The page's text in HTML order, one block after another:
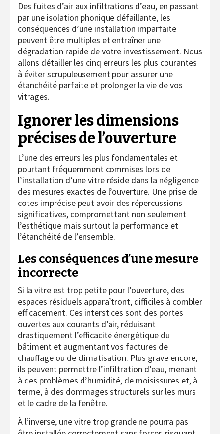
Des fuites d’air aux infiltrations d’eau, en passant
par une isolation phonique défaillante, les
conséquences d’une installation imparfaite
peuvent être multiples et entraîner une
dégradation rapide de votre investissement. Nous
allons détailler les cinq erreurs les plus courantes
à éviter scrupuleusement pour assurer une
étanchéité parfaite et prolonger la vie de vos
vitrages.
Ignorer les dimensions
précises de l’ouverture
L’une des erreurs les plus fondamentales et
pourtant fréquemment commises lors de
l’installation d’une vitre réside dans la négligence
des mesures exactes de l’ouverture. Une prise de
cotes imprécise peut avoir des répercussions
significatives, compromettant non seulement
l’esthétique mais surtout la performance et
l’étanchéité de l’ensemble.
Les conséquences d’une mesure
incorrecte
Si la vitre est trop petite pour l’ouverture, des
espaces résiduels apparaîtront, difficiles à combler
efficacement. Ces interstices sont des portes
ouvertes aux courants d’air, réduisant
drastiquement l’efficacité énergétique du
bâtiment et augmentant vos factures de
chauffage ou de climatisation. Plus grave encore,
ils peuvent permettre l’infiltration d’eau, menant
à des problèmes d’humidité, de moisissures et, à
terme, à des dommages structurels sur les murs
et le cadre de la fenêtre.
À l’inverse, une vitre trop grande ne pourra pas